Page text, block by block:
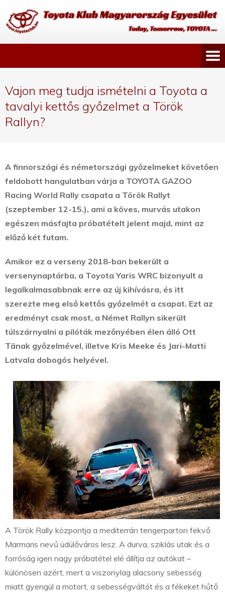
Vajon meg tudja ismételni a Toyota a
tavalyi kettős győzelmet a Török
Rallyn?
A finnországi és németországi győzelmeket követően
feldobott hangulatban várja a TOYOTA GAZOO
Racing World Rally csapata a Török Rallyt
(szeptember 12-15.), ami a köves, murvás utakon
egészen másfajta próbatételt jelent majd, mint az
előző két futam.
Amikor ez a verseny 2018-ban bekerült a
versenynaptárba, a Toyota Yaris WRC bizonyult a
legalkalmasabbnak erre az új kihívásra, és itt
szerezte meg első kettős győzelmét a csapat. Ezt az
eredményt csak most, a Német Rallyn sikerült
túlszárnyalni a pilóták mezőnyében élen álló Ott
Tänak győzelmével, illetve Kris Meeke és Jari-Matti
Latvala dobogós helyével.
A Török Rally központja a mediterrán tengerparton fekvő
Marmaris nevű üdülőváros lesz. A durva, sziklás utak és a
forróság igen nagy próbatétel elé állítja az autókat –
különösen azért, mert a viszonylag alacsony sebesség
miatt gyengül a motort, a sebességváltót és a fékeket hűtő